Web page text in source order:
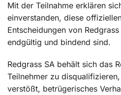
Mit der Teilnahme erklären
einverstanden, diese
Entscheidungen von
endgültig und bindend sind.
Redgrass SA behält sich das
Teilnehmer zu
verstößt, betrügerisches